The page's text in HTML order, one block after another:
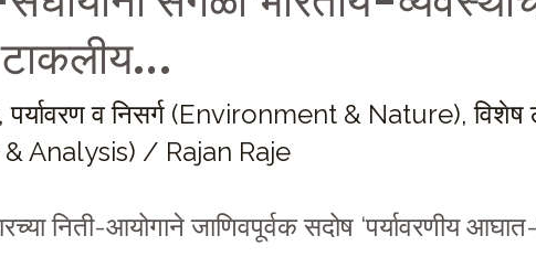
पर्यावरण व निसर्ग (Environment & Nature),
Analysis) / Rajan Raje
निती-आयोगाने जाणिवपूर्वक सदोष ‘पर्यावरणीय